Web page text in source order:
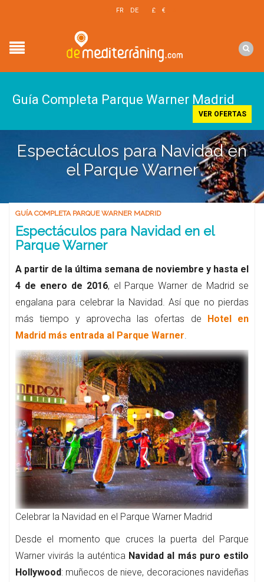
FR DE £ €
Guía Completa Parque Warner Madrid
VER OFERTAS
Espectáculos para Navidad en
el Parque Warner
GUÍA COMPLETA PARQUE WARNER MADRID
Espectáculos para Navidad en el
Parque Warner
A partir de la última semana de noviembre y hasta el
4 de enero de 2016, el Parque Warner de Madrid se
engalana para celebrar la Navidad. Así que no pierdas
más tiempo y aprovecha las ofertas de Hotel en
Madrid más entrada al Parque Warner.
Celebrar la Navidad en el Parque Warner Madrid
Desde el momento que cruces la puerta del Parque
Warner vivirás la auténtica Navidad al más puro estilo
Hollywood: muñecos de nieve, decoraciones navideñas